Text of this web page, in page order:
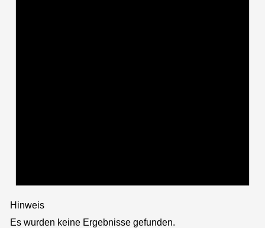
Hinweis
Es wurden keine Ergebnisse gefunden.